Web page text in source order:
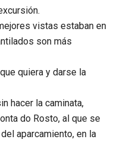
vistas estaban en
son más
quiera y darse la
hacer la caminata,
do Rosto, al que se
aparcamiento, en la